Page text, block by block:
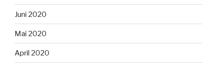
Juni 2020
Mai 2020
April 2020